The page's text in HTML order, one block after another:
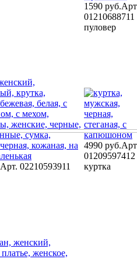
1590 руб.
01210688711
пуловер
Арт. 02210593911
4990 руб.
01209597412
куртка